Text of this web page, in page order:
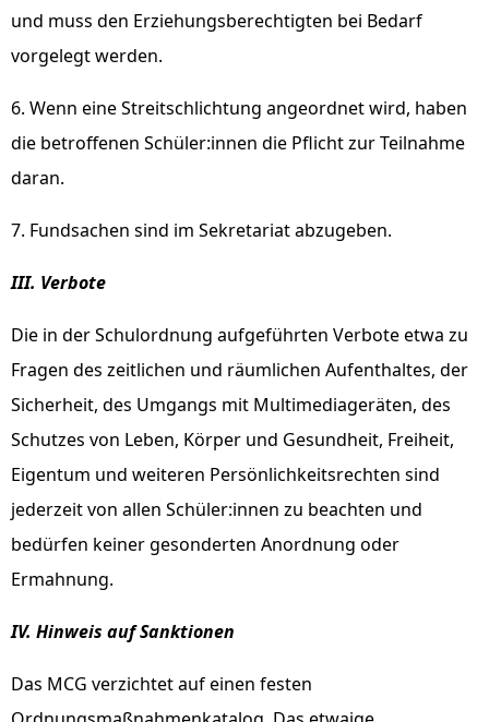
und muss den Erziehungsberechtigten bei Bedarf
vorgelegt werden.
6. Wenn eine Streitschlichtung angeordnet wird, haben
die betroffenen Schüler:innen die Pflicht zur Teilnahme
daran.
7. Fundsachen sind im Sekretariat abzugeben.
III. Verbote
Die in der Schulordnung aufgeführten Verbote etwa zu
Fragen des zeitlichen und räumlichen Aufenthaltes, der
Sicherheit, des Umgangs mit Multimediageräten, des
Schutzes von Leben, Körper und Gesundheit, Freiheit,
Eigentum und weiteren Persönlichkeitsrechten sind
jederzeit von allen Schüler:innen zu beachten und
bedürfen keiner gesonderten Anordnung oder
Ermahnung.
IV. Hinweis auf Sanktionen
Das MCG verzichtet auf einen festen